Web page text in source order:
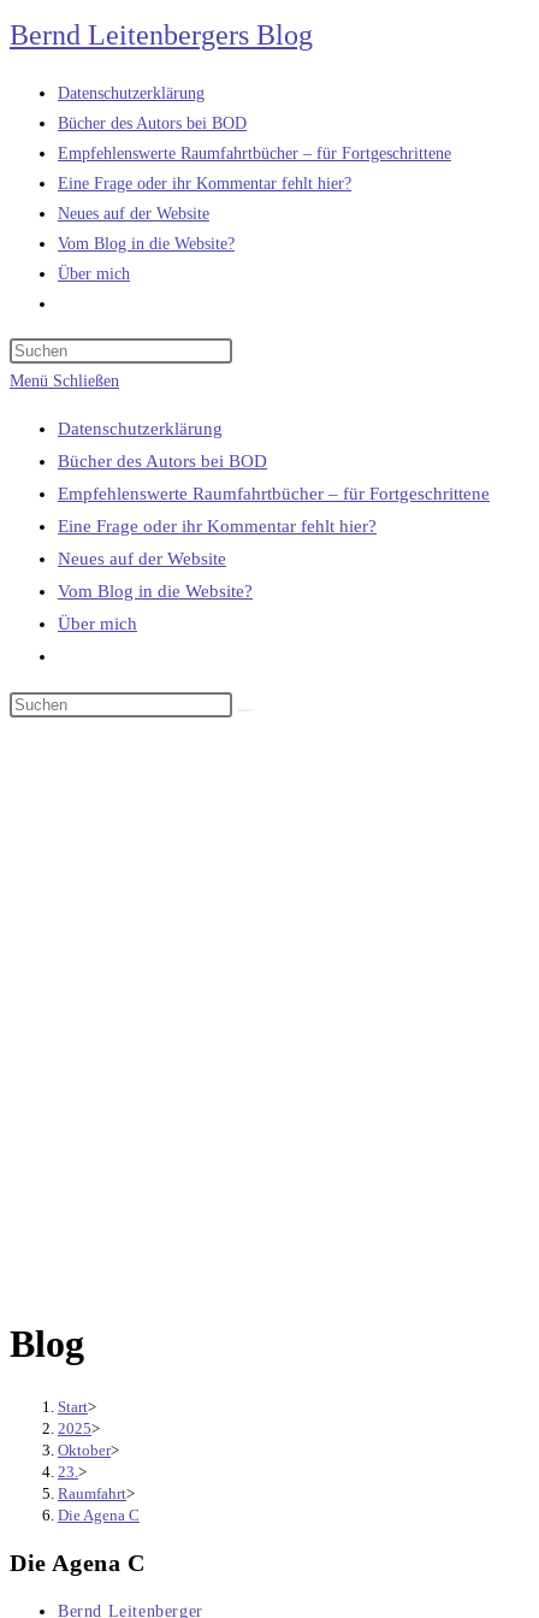
Zum
Inhalt
springen
Bernd Leitenbergers Blog
Datenschutzerklärung
Bücher des Autors bei BOD
Empfehlenswerte Raumfahrtbücher – für Fortgeschrittene
Eine Frage oder ihr Kommentar fehlt hier?
Neues auf der Website
Vom Blog in die Website?
Über mich
umschalten
Menü Schließen
Datenschutzerklärung
Bücher des Autors bei BOD
Empfehlenswerte Raumfahrtbücher – für Fortgeschrittene
Eine Frage oder ihr Kommentar fehlt hier?
Neues auf der Website
Vom Blog in die Website?
Über mich
umschalten
Blog
Start>
2025>
Oktober>
23. >
Raumfahrt>
Die Agena C
Die Agena C
Beitrags-
Bernd Leitenberger